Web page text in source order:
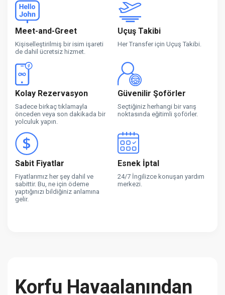
Meet-and-Greet
Kişiselleştirilmiş bir isim işareti
de dahil ücretsiz hizmet.
Uçuş Takibi
Her Transfer için Uçuş Takibi.
Kolay Rezervasyon
Sadece birkaç tıklamayla
önceden veya son dakikada bir
yolculuk yapın.
Güvenilir Şoförler
Seçtiğiniz herhangi bir varış
noktasında eğitimli şoförler.
Sabit Fiyatlar
Fiyatlarımız her şey dahil ve
sabittir. Bu, ne için ödeme
yaptığınızı bildiğiniz anlamına
gelir.
Esnek İptal
24/7 İngilizce konuşan yardım
merkezi.
Korfu Havaalanından